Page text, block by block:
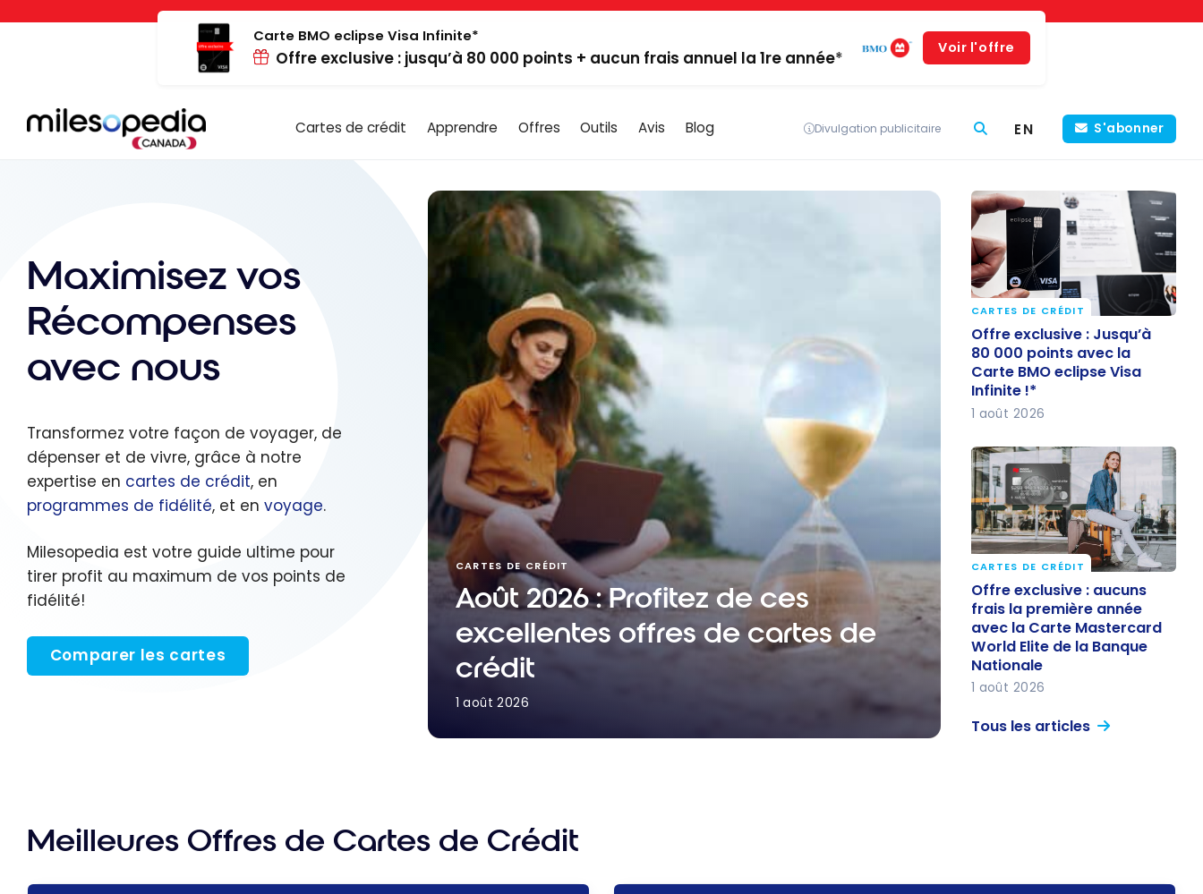
Panneau de gestion des cookies
Carte BMO eclipse Visa Infinite*
Offre exclusive : jusqu’à 80 000 points + aucun frais annuel la 1re année*
Voir l'offre
Cartes de crédit Apprendre Offres Outils Avis Blog Divulgation publicitaire EN S'abonner
Maximisez vos
Récompenses
avec nous
Transformez votre façon de voyager, de
dépenser et de vivre, grâce à notre
expertise en cartes de crédit, en
programmes de fidélité, et en voyage.
Milesopedia est votre guide ultime pour
tirer profit au maximum de vos points de
fidélité!
Comparer les cartes
CARTES DE CRÉDIT
Août 2026 : Profitez de ces
excellentes offres de cartes de
crédit
1 août 2026
Offre exclusive : Jusqu’à
80 000 points avec la
Carte BMO eclipse Visa
Infinite !*
CARTES DE CRÉDIT
Offre exclusive : Jusqu’à
80 000 points avec la
Carte BMO eclipse Visa
Infinite !*
1 août 2026
Offre exclusive : aucuns
frais la première année
avec la Carte Mastercard
World Elite de la Banque
Nationale
CARTES DE CRÉDIT
Offre exclusive : aucuns
frais la première année
avec la Carte Mastercard
World Elite de la Banque
Nationale
1 août 2026
Tous les articles
Meilleures Offres de Cartes de Crédit